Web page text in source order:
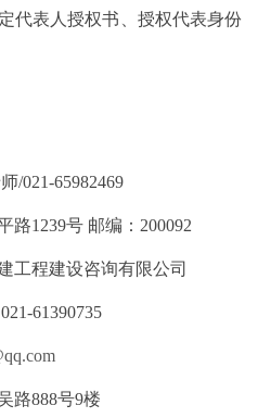
代表人授权书、授权代表身份
/021-65982469
路1239号 邮编：200092
工程建设咨询有限公司
61390735
路888号9楼